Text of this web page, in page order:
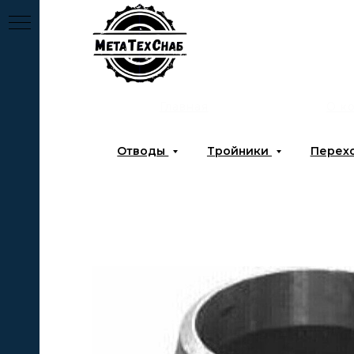
Отводы Тройники